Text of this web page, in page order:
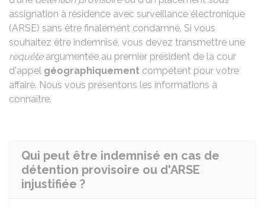
assignation à résidence avec surveillance électronique
(ARSE) sans être finalement condamné. Si vous
souhaitez être indemnisé, vous devez transmettre une
requêteargumentée au premier président de la cour
d'appel géographiquement compétent pour votre
affaire. Nous vous présentons les informations à
connaître.
Qui peut être indemnisé en cas de
détention provisoire ou d'ARSE
injustifiée ?